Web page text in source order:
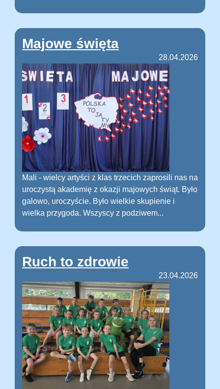
Majowe święta
28.04.2026
Mali - wielcy artyści z klas trzecich zaprosili nas na
uroczystą akademię z okazji majowych świąt. Było
galowo, uroczyście. Było wielkie skupienie i
wielka przygoda. Wszyscy z podziwem...
Ruch to zdrowie
23.04.2026